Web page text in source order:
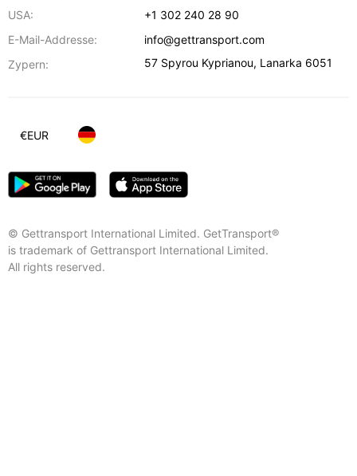
USA:
+1 302 240 28 90
E-Mail-Addresse:
info@gettransport.com
Zypern:
57 Spyrou Kyprianou, Lanarka 6051
© Gettransport International Limited. GetTransport®
is trademark of Gettransport International Limited.
All rights reserved.
€EUR